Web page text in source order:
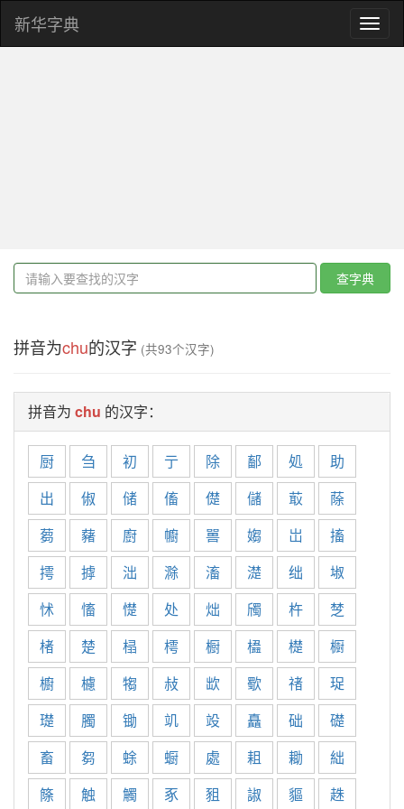
新华字典
查字典
拼音为chu的汉字 (共93个汉字)
拼音为 chu 的汉字：
厨 刍 初 亍 除 鄐 処
助
出
俶 储 傗 儊 儲 菆
蒢
蒭
藸 廚 幮 嘼 媰 岀
搐
摴
摢 泏 滁 滀 濋 绌
埱
怵
慉 憷 处 炪 斶 杵
椘
楮
楚 榋 樗 橱 橻 檚
櫉
櫥
櫖 犓 敊 欪 歜 禇
珿
璴
臅 锄 竌 竐 矗 础
礎
畜
芻 蜍 蟵 處 耝 耡
絀
篨
触 觸 豖 豠 諔 貙 趎